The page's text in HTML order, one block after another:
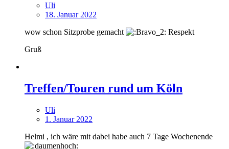
Uli
18. Januar 2022
wow schon Sitzprobe gemacht
Respekt
Gruß
Treffen/Touren rund um Köln
Uli
1. Januar 2022
Helmi , ich wäre mit dabei habe auch 7 Tage Wochenende